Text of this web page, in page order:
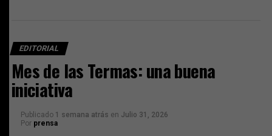
EDITORIAL
Mes de las Termas: una buena
iniciativa
Publicado 1 semana atrás en Julio 31, 2026
Por prensa